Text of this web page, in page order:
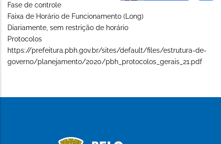
Fase de controle
Faixa de Horário de Funcionamento (Long)
Diariamente, sem restrição de horário
Protocolos
https://prefeitura.pbh.gov.br/sites/default/files/estrutura-de-
governo/planejamento/2020/pbh_protocolos_gerais_21.pdf